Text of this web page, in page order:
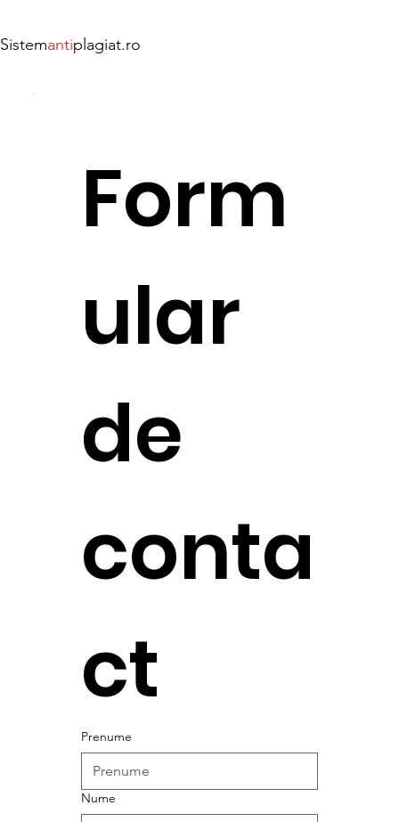
Sistemantiplagiat.ro
Form
ular
de
conta
ct
Prenume
Nume